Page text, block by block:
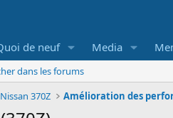
de neuf Media
dans les forums
370Z Amélioration des